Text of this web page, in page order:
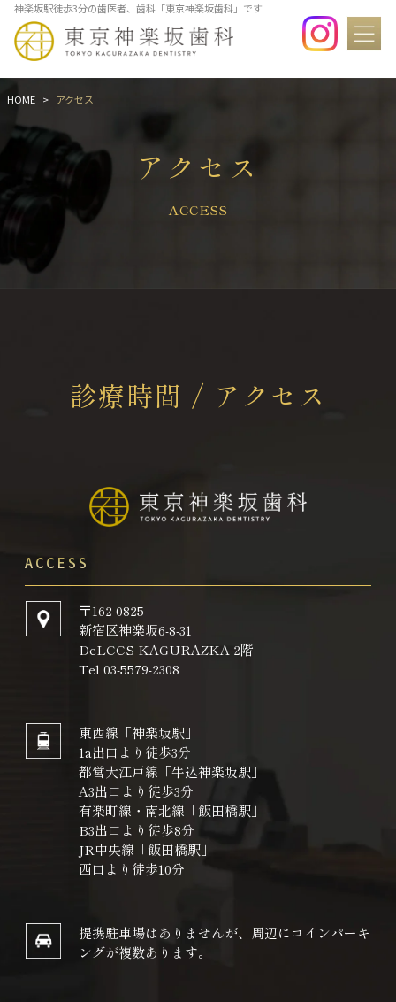
神楽坂駅徒歩3分の歯医者、歯科「東京神楽坂歯科」です
HOME アクセス
アクセス
ACCESS
診療時間 / アクセス
ACCESS
〒162-0825
新宿区神楽坂6-8-31
DeLCCS KAGURAZKA 2階
Tel 03-5579-2308
東西線「神楽坂駅」
1a出口より徒歩3分
都営大江戸線「牛込神楽坂駅」
A3出口より徒歩3分
有楽町線・南北線「飯田橋駅」
B3出口より徒歩8分
JR中央線「飯田橋駅」
西口より徒歩10分
提携駐車場はありませんが、 周辺にコインパーキ
ングが複数あります。